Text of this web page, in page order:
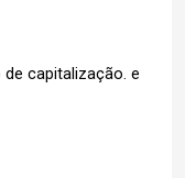
capitalização. e